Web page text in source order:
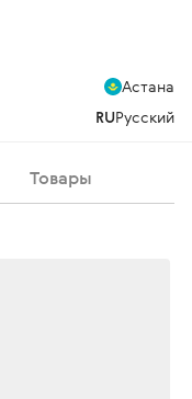
Астана
RUРусский
Товары